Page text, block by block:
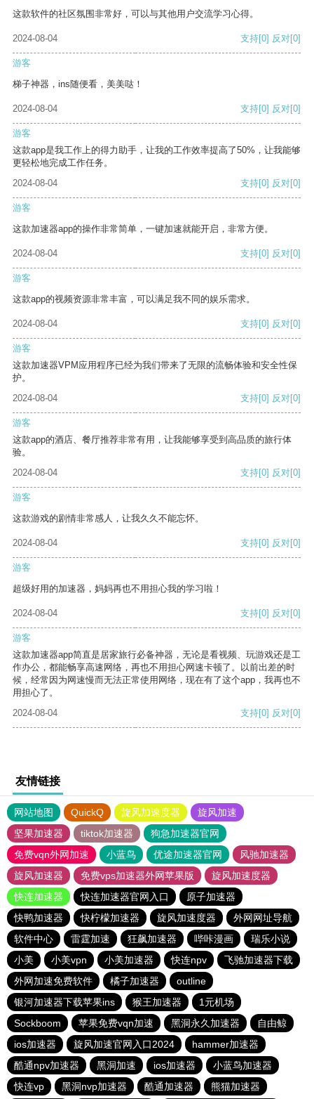
这款软件的社区氛围非常好，可以与其他用户交流学习心得。
2024-08-04 支持[0] 反对[0]
游客
梯子神器，ins随便看，美美哒！
2024-08-04 支持[0] 反对[0]
游客
这款app是我工作上的得力助手，让我的工作效率提高了50%，让我能够
更轻松地完成工作任务。
2024-08-04
支持[0] 反对[0]
游客
这款加速器app的操作非常简单，一键加速就能开启，非常方便。
2024-08-04 支持[0] 反对[0]
游客
这款app的视频资源非常丰富，可以满足我不同的娱乐需求。
2024-08-04 支持[0] 反对[0]
游客
这款加速器VPM应用程序已经为我们带来了无限的流畅体验和安全性保
护。
2024-08-04
支持[0] 反对[0]
游客
这款app的酒店、餐厅推荐非常有用，让我能够享受到高品质的旅行体
验。
2024-08-04
支持[0] 反对[0]
游客
这款游戏的剧情非常感人，让我久久不能忘怀。
2024-08-04 支持[0] 反对[0]
游客
超级好用的加速器，妈妈再也不用担心我的学习啦！
2024-08-04 支持[0] 反对[0]
游客
这款加速器app简直是居家旅行必备神器，无论是看视频、玩游戏还是工
作办公，都能畅享高速网络，再也不用担心网速卡顿了。以前出差的时
候，经常因为网速慢而无法正常使用网络，现在有了这个app，我再也不
用担心了。
2024-08-04
支持[0] 反对[0]
友情链接
网站地图 QuickQ 旋风加速度器
旋风加速
坚果加速器
tiktok加速器
狗急加速器官网
免费vqn外网加速
小蓝鸟 优途加速器官网
风驰加速器
旋风加速器
免费vps加速器外网苹果版
旋风加速度器
快连加速器
快连加速器官网入口
原子加速器
快鸭加速器
快柠檬加速器 旋风加速度器
外网网址导航
软件中心
雷霆加速 狂飙加速器 哔咔漫画
瑞乐小说
小美
小美vpn 小美加速器 快连npv
飞驰加速器下载
外网加速免费软件
橘子加速器
outline
银河加速器下载苹果ins
猴王加速器
1元机场
Sockboom
苹果免费vqn加速 黑洞永久加速器
自由鲸
ios加速器
旋风加速官网入口2024
hammer加速器
酷通npv加速器
黑洞加速 ios加速器
小蓝鸟加速器
快连vp
黑洞nvp加速器 酷通加速器 熊猫加速器